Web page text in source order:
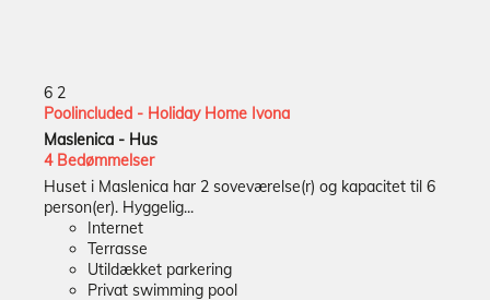
6 2
Poolincluded - Holiday Home Ivona
Maslenica - Hus
4 Bedømmelser
Huset i Maslenica har 2 soveværelse(r) og kapacitet til 6
person(er). Hyggelig...
Internet
Terrasse
Utildækket parkering
Privat swimming pool